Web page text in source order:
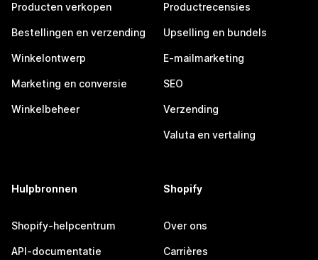
Producten verkopen
Bestellingen en verzending
Winkelontwerp
Marketing en conversie
Winkelbeheer
Productrecensies
Upselling en bundels
E-mailmarketing
SEO
Verzending
Valuta en vertaling
Hulpbronnen
Shopify-helpcentrum
API-documentatie
Shopify
Over ons
Carrières